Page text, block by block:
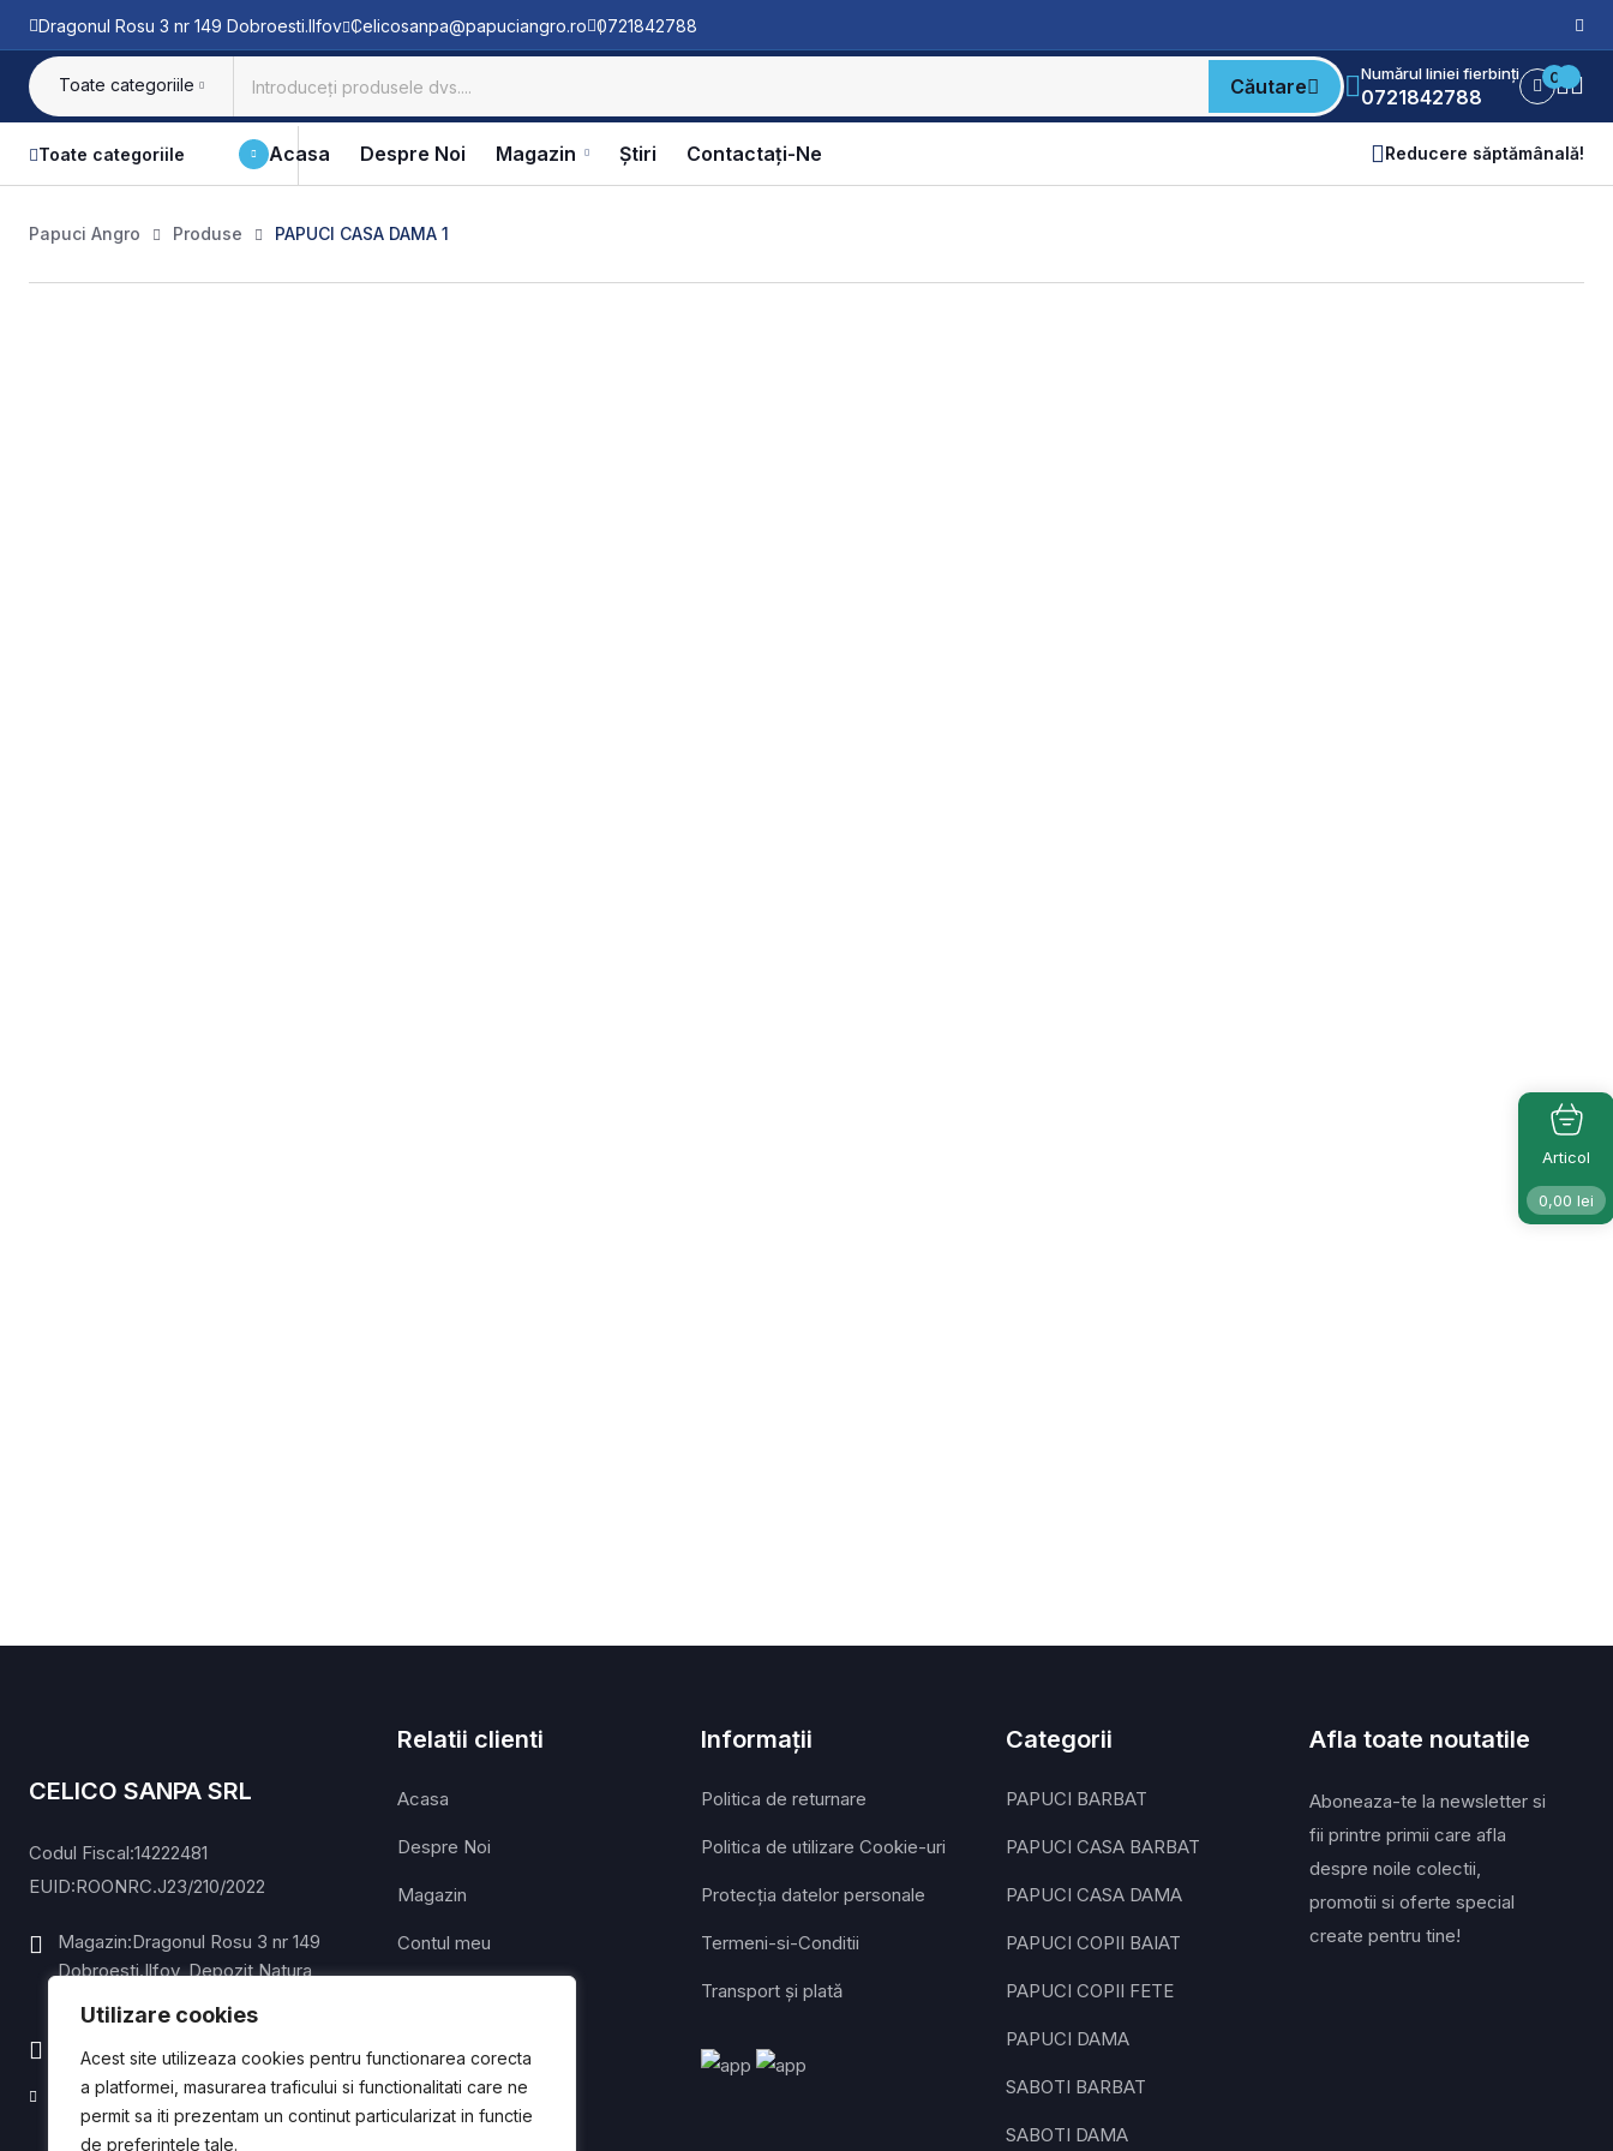
Utilizare cookies
Acest site utilizeaza cookies pentru functionarea corecta
a platformei, masurarea traficului si functionalitati care ne
permit sa iti prezentam un continut particularizat in functie
de preferintele tale.
Dragonul Rosu 3 nr 149 Dobroesti.Ilfov Celicosanpa@papuciangro.ro 0721842788
Toate categoriile Căutare
Numărul liniei fierbinți
0721842788
0
Toate categoriile Acasa Despre Noi Magazin Ştiri Contactați-Ne Reducere săptămânală!
Papuci Angro Produse PAPUCI CASA DAMA 1
CELICO SANPA SRL
Codul Fiscal:14222481
EUID:ROONRC.J23/210/2022
Magazin:Dragonul Rosu 3 nr 149
Dobroesti.Ilfov, Depozit Natura
Mobil: 0721842788
celicosanpa@papuciangro.com
Relatii clienti
Acasa
Despre Noi
Magazin
Contul meu
Contact
Informații
Politica de returnare
Politica de utilizare Cookie-uri
Protecția datelor personale
Termeni-si-Conditii
Transport și plată
Categorii
PAPUCI BARBAT
PAPUCI CASA BARBAT
PAPUCI CASA DAMA
PAPUCI COPII BAIAT
PAPUCI COPII FETE
PAPUCI DAMA
SABOTI BARBAT
SABOTI DAMA
Afla toate noutatile
Aboneaza-te la newsletter si
fii printre primii care afla
despre noile colectii,
promotii si oferte special
create pentru tine!
Articol
0,00 lei